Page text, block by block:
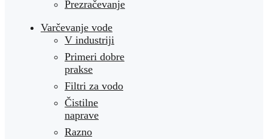
Prezračevanje
Varčevanje vode
V industriji
Primeri dobre
prakse
Filtri za vodo
Čistilne
naprave
Razno